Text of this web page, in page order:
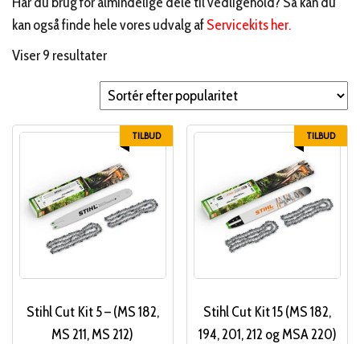
kan også finde hele vores udvalg afServicekits her.
Viser 9 resultaterSorteret
efter
popularitet
TILBUD
Stihl Cut Kit 5 – (MS 182,
MS 211, MS 212)
TILBUD
Stihl Cut Kit 15 (MS 182,
194, 201, 212 og MSA 220)